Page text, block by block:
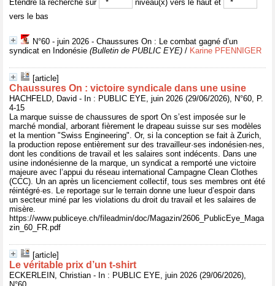
Etendre la recherche sur
niveau(x) vers le haut et
vers le bas
N°60 - juin 2026 - Chaussures On : Le combat gagné d’un
syndicat en Indonésie (Bulletin de PUBLIC EYE) / Karine PFENNIGER
[article]
Chaussures On : victoire syndicale dans une usine
HACHFELD, David - In : PUBLIC EYE, juin 2026 (29/06/2026), N°60, P.
4-15
La marque suisse de chaussures de sport On s’est imposée sur le
marché mondial, arborant fièrement le drapeau suisse sur ses modèles
et la mention "Swiss Engineering". Or, si la conception se fait à Zurich,
la production repose entièrement sur des travailleur·ses indonésien·nes,
dont les conditions de travail et les salaires sont indécents. Dans une
usine indonésienne de la marque, un syndicat a remporté une victoire
majeure avec l’appui du réseau international Campagne Clean Clothes
(CCC). Un an après un licenciement collectif, tous ses membres ont été
réintégré·es. Le reportage sur le terrain donne une lueur d’espoir dans
un secteur miné par les violations du droit du travail et les salaires de
misère.
https://www.publiceye.ch/fileadmin/doc/Magazin/2606_PublicEye_Maga
zin_60_FR.pdf
[article]
Le véritable prix d’un t-shirt
ECKERLEIN, Christian - In : PUBLIC EYE, juin 2026 (29/06/2026),